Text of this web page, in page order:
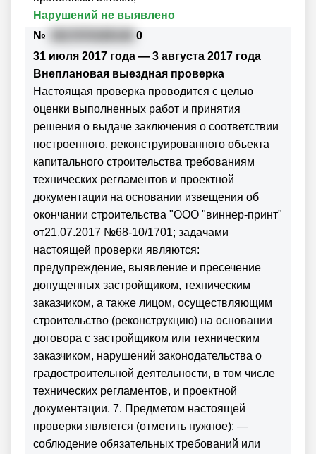
Нарушений не выявлено
№
0
31 июля 2017 года — 3 августа 2017 года
Внеплановая выездная проверка
Настоящая проверка проводится с целью
оценки выполненных работ и принятия
решения о выдаче заключения о соответствии
построенного, реконструированного объекта
капитального строительства требованиям
технических регламентов и проектной
документации на основании извещения об
окончании строительства "ООО "виннер-принт"
от21.07.2017 №68-10/1701; задачами
настоящей проверки являются:
предупреждение, выявление и пресечение
допущенных застройщиком, техническим
заказчиком, а также лицом, осуществляющим
строительство (реконструкцию) на основании
договора с застройщиком или техническим
заказчиком, нарушений законодательства о
градостроительной деятельности, в том числе
технических регламентов, и проектной
документации. 7. Предметом настоящей
проверки является (отметить нужное): —
соблюдение обязательных требований или